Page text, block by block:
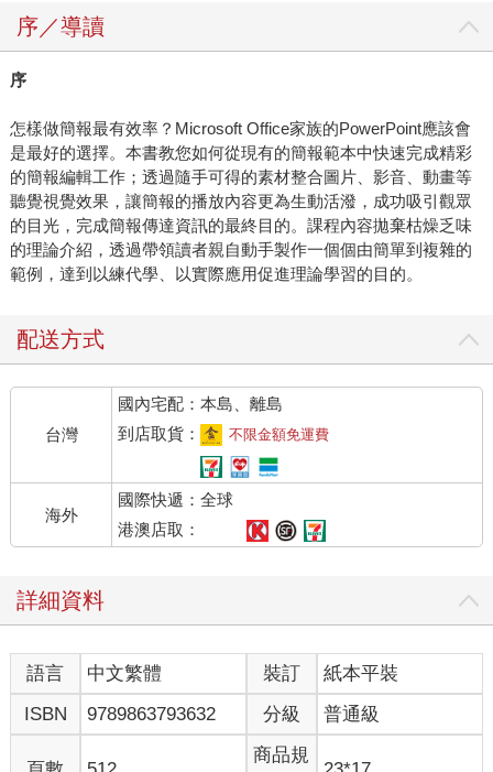
序／導讀
序
怎樣做簡報最有效率？Microsoft Office家族的PowerPoint應該會
是最好的選擇。本書教您如何從現有的簡報範本中快速完成精彩
的簡報編輯工作；透過隨手可得的素材整合圖片、影音、動畫等
聽覺視覺效果，讓簡報的播放內容更為生動活潑，成功吸引觀眾
的目光，完成簡報傳達資訊的最終目的。課程內容拋棄枯燥乏味
的理論介紹，透過帶領讀者親自動手製作一個個由簡單到複雜的
範例，達到以練代學、以實際應用促進理論學習的目的。
配送方式
台灣
國內宅配：本島、離島
到店取貨：
不限金額免運費
海外
國際快遞：全球
港澳店取：
詳細資料
語言 中文繁體 裝訂
紙本平裝
ISBN
9789863793632 分級 普通級
商品規